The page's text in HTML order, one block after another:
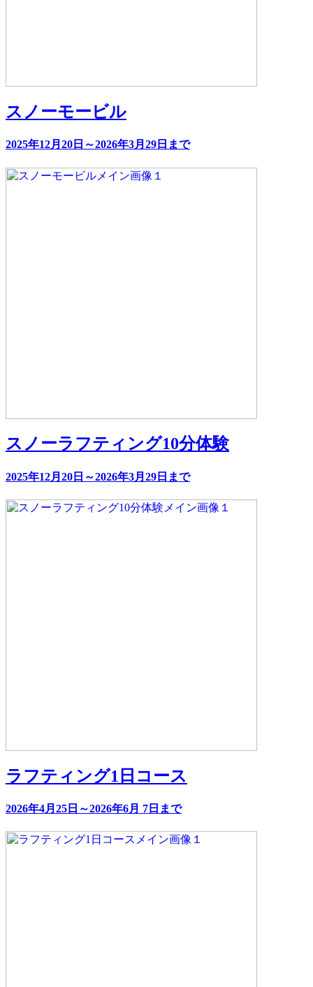
スノーモービル
2025年12月20日～2026年3月29日まで
スノーラフティング10分体験
2025年12月20日～2026年3月29日まで
ラフティング1日コース
2026年4月25日～2026年6月 7日まで